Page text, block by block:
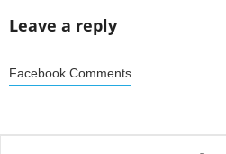
Leave a reply
Facebook Comments